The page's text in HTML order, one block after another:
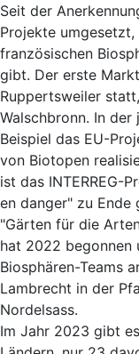
Seit der
Projekte
französischen
gibt. Der erste
Ruppertsweiler
Walschbronn. In
Beispiel das EU-
von Biotopen
ist das INTERREG-
en danger" zu Ende
"Gärten für die
hat 2022 begonnen
Biosphären-Teams
Lambrecht in der
Nordelsass.
Im Jahr 2023 gibt